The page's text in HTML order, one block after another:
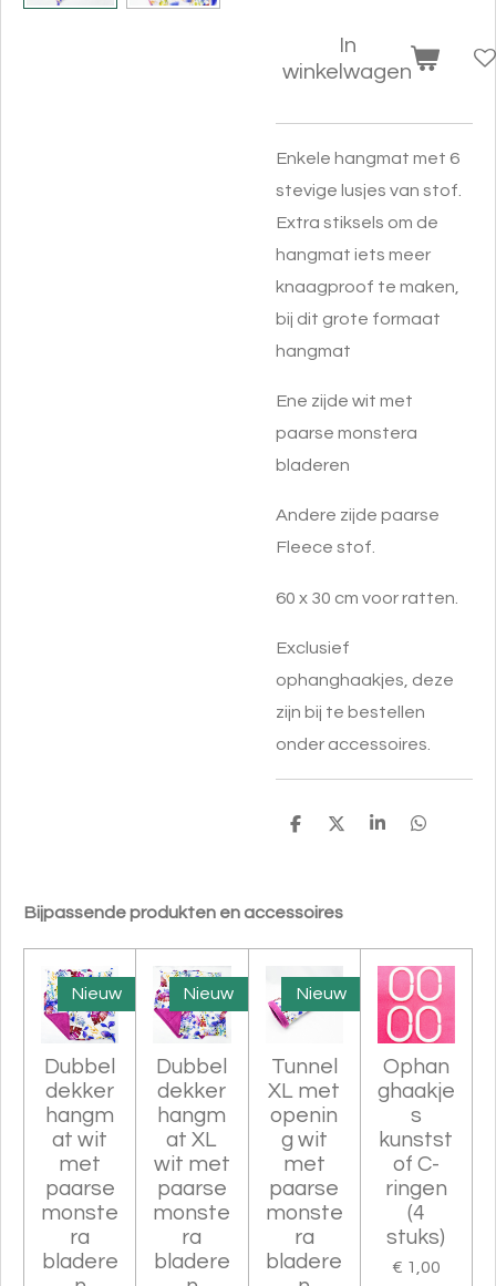
In
winkelwagen
Enkele hangmat met 6
stevige lusjes van stof.
Extra stiksels om de
hangmat iets meer
knaagproof te maken,
bij dit grote formaat
hangmat
Ene zijde wit met
paarse monstera
bladeren
Andere zijde paarse
Fleece stof.
60 x 30 cm voor ratten.
Exclusief
ophanghaakjes, deze
zijn bij te bestellen
onder accessoires.
D
n
D
S
D
Bijpassende produkten en accessoires
Nieuw
Dubbel
dekker
hangm
at wit
met
paarse
monste
ra
bladere
Nieuw
Dubbel
dekker
hangm
at XL
wit met
paarse
monste
ra
bladere
Nieuw
Tunnel
XL met
openin
g wit
met
paarse
monste
ra
bladere
Ophan
ghaakje
s
kunstst
of C-
ringen
(4
stuks)
€ 1,00